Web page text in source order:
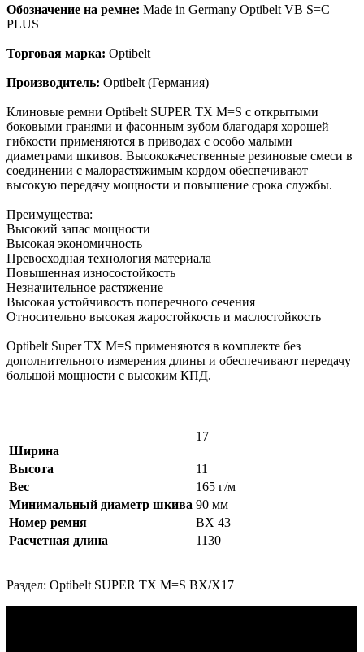
Обозначение на ремне: Made in Germany Optibelt VB S=C
PLUS
Торговая марка: Optibelt
Производитель: Optibelt (Германия)
Клиновые ремни Optibelt SUPER TX M=S с открытыми
боковыми гранями и фасонным зубом благодаря хорошей
гибкости применяются в приводах с особо малыми
диаметрами шкивов. Высококачественные резиновые смеси в
соединении с малорастяжимым кордом обеспечивают
высокую передачу мощности и повышение срока службы.
Преимущества:
Высокий запас мощности
Высокая экономичность
Превосходная технология материала
Повышенная износостойкость
Незначительное растяжение
Высокая устойчивость поперечного сечения
Относительно высокая жаростойкость и маслостойкость
Optibelt Super TX M=S применяются в комплекте без
дополнительного измерения длины и обеспечивают передачу
большой мощности с высоким КПД.
Ширина
17
Высота
11
Вес
165 г/м
Минимальный диаметр шкива 90 мм
Номер ремня
BX 43
Расчетная длина
1130
Раздел: Optibelt SUPER TX M=S BX/X17